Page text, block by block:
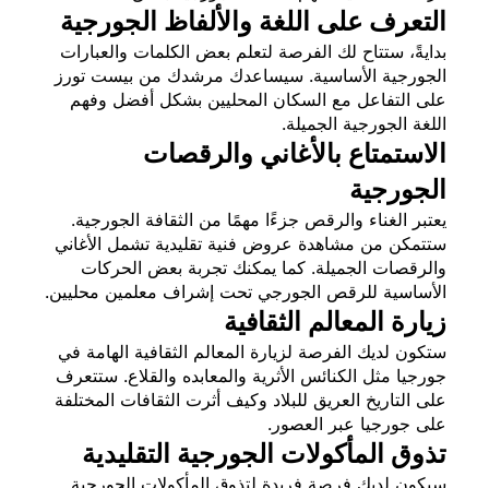
التعرف على اللغة والألفاظ الجورجية
بدايةً، ستتاح لك الفرصة لتعلم بعض الكلمات والعبارات
الجورجية الأساسية. سيساعدك مرشدك من بيست تورز
على التفاعل مع السكان المحليين بشكل أفضل وفهم
اللغة الجورجية الجميلة.
الاستمتاع بالأغاني والرقصات
الجورجية
يعتبر الغناء والرقص جزءًا مهمًا من الثقافة الجورجية.
ستتمكن من مشاهدة عروض فنية تقليدية تشمل الأغاني
والرقصات الجميلة. كما يمكنك تجربة بعض الحركات
الأساسية للرقص الجورجي تحت إشراف معلمين محليين.
زيارة المعالم الثقافية
ستكون لديك الفرصة لزيارة المعالم الثقافية الهامة في
جورجيا مثل الكنائس الأثرية والمعابده والقلاع. ستتعرف
على التاريخ العريق للبلاد وكيف أثرت الثقافات المختلفة
على جورجيا عبر العصور.
تذوق المأكولات الجورجية التقليدية
سيكون لديك فرصة فريدة لتذوق المأكولات الجورجية